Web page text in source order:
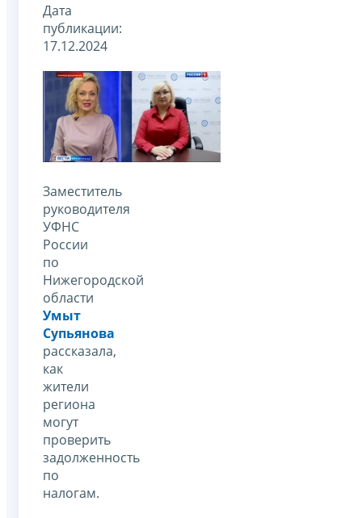
Дата
публикации:
17.12.2024
Заместитель
руководителя
УФНС
России
по
Нижегородской
области
Умыт
Супьянова
рассказала,
как
жители
региона
могут
проверить
задолженность
по
налогам.